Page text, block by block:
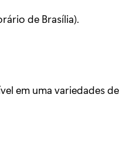
de Brasília).
em uma variedades